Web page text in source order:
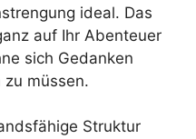
ideal. Das
auf Ihr Abenteuer
sich Gedanken
zu müssen.
Struktur